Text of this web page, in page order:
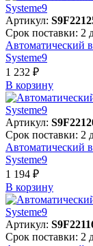
Артикул:
Срок поставки: 2
Автоматический
Systeme9
1 232 ₽
В корзинy
Артикул:
Срок поставки: 2
Автоматический
Systeme9
1 194 ₽
В корзинy
Артикул:
Срок поставки: 2